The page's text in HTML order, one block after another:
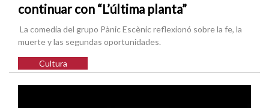
continuar con “L’última planta”
La comedia del grupo Pànic Escènic reflexionó sobre la fe, la
muerte y las segundas oportunidades.
Cultura